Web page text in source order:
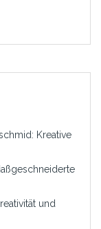
Kreative
und